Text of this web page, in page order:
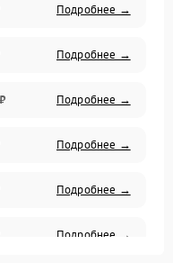
Подробнее →
Подробнее →
Подробнее →
Подробнее →
Подробнее →
Подробнее →